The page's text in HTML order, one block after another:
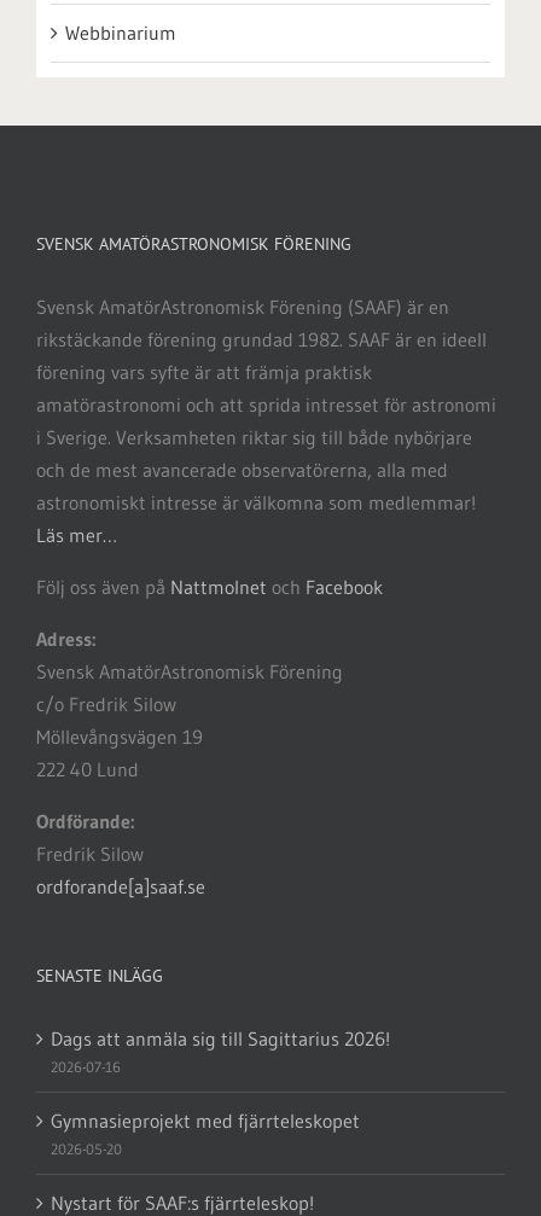
Webbinarium
SVENSK AMATÖRASTRONOMISK FÖRENING
Svensk AmatörAstronomisk Förening (SAAF) är en
rikstäckande förening grundad 1982. SAAF är en ideell
förening vars syfte är att främja praktisk
amatörastronomi och att sprida intresset för astronomi
i Sverige. Verksamheten riktar sig till både nybörjare
och de mest avancerade observatörerna, alla med
astronomiskt intresse är välkomna som medlemmar!
Läs mer…
Följ oss även på Nattmolnet och Facebook
Adress:
Svensk AmatörAstronomisk Förening
c/o Fredrik Silow
Möllevångsvägen 19
222 40 Lund
Ordförande:
Fredrik Silow
ordforande[a]saaf.se
SENASTE INLÄGG
Dags att anmäla sig till Sagittarius 2026!
2026-07-16
Gymnasieprojekt med fjärrteleskopet
2026-05-20
Nystart för SAAF:s fjärrteleskop!